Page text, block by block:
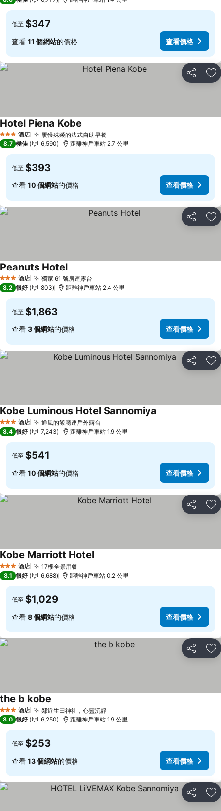
低至 $347
查看 11 個網站的價格 查看價格
分享 放
3 星級 酒店 屢獲殊榮的法式自助早餐查看價格
Hotel Piena Kobe
8.7 極佳 6,590 距離神戶車站 2.7 公里
低至 $393
查看 10 個網站的價格 查看價格
分享 放
3 星級 酒店 獨家 61 號房連露台
Peanuts Hotel查看價格
8.2 很好 803 距離神戶車站 2.4 公里
低至 $1,863
查看 3 個網站的價格 查看價格
分享 放
3 星級 酒店 通風的飯廳連戶外露台
Kobe Luminous Hotel Sannomiya
8.4 很好 7,243 距離神戶車站 1.9 公里
低至 $541
查看 10 個網站的價格 查看價格
分享 放
3 星級 酒店 17樓全景用餐查看價格
Kobe Marriott Hotel查看價格
8.1 很好 6,688 距離神戶車站 0.2 公里
低至 $1,029
查看 8 個網站的價格 查看價格
分享 放
3 星級 酒店 鄰近生田神社，心靈沉靜查看價格
the b kobe
8.0 很好 6,250 距離神戶車站 1.9 公里
低至 $253
查看 13 個網站的價格 查看價格
分享 放